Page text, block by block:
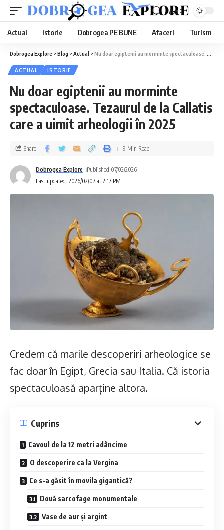
Aa
Actual Istorie Dobrogea PE BUNE Afaceri Turism
Dobrogea Explore >Blog >Actual >Nu doar egiptenii au morminte spectaculoase. Tezaurul de la Callatis care a uimit arheologii în 2025
ACTUAL ISTORIE
Nu doar egiptenii au morminte
spectaculoase. Tezaurul de la Callatis
care a uimit arheologii în 2025
Last updated: 2026/02/07 at 2:17 PM
Dobrogea Explore Published 07/02/2026
Share 9 Min Read
Credem că marile descoperiri arheologice se
fac doar în Egipt, Grecia sau Italia. Că istoria
spectaculoasă aparține altora.
Cuprins
Cavoul de la 12 metri adâncime
O descoperire ca la Vergina
Ce s-a găsit în movila gigantică?
Două sarcofage monumentale
Vase de aur și argint